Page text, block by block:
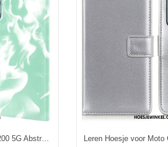
Leren Hoesje voor Moto G200 5G Abstract Patroon